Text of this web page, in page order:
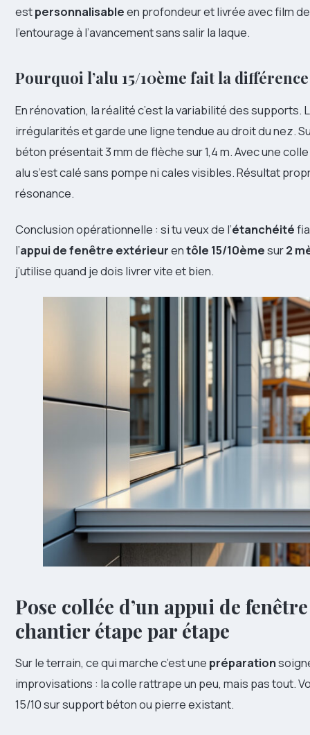
estpersonnalisableen profondeur et livrée avec film
l’entourage à l’avancement sans salir la laque.
Pourquoi l’alu 15/10ème fait la
En rénovation, la réalité c’est la variabilité des supports.
irrégularités et garde une ligne tendue au droit du nez.
béton présentait 3 mm de flèche sur 1,4 m. Avec une
alu s’est calé sans pompe ni cales visibles. Résultat
résonance.
Conclusion opérationnelle : si tu veux de l’étanchéité
l’appui de fenêtre extérieurentôle 15/10èmesur2
j’utilise quand je dois livrer vite et bien.
Pose collée d’un appui de
chantier étape par étape
Sur le terrain, ce qui marche c’est une préparation
improvisations : la colle rattrape un peu, mais pas tout.
15/10 sur support béton ou pierre existant.